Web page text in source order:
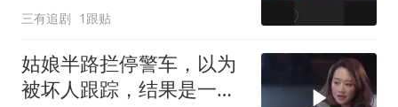
三有追剧 1跟贴
姑娘半路拦停警车，以为
被坏人跟踪，结果是一场